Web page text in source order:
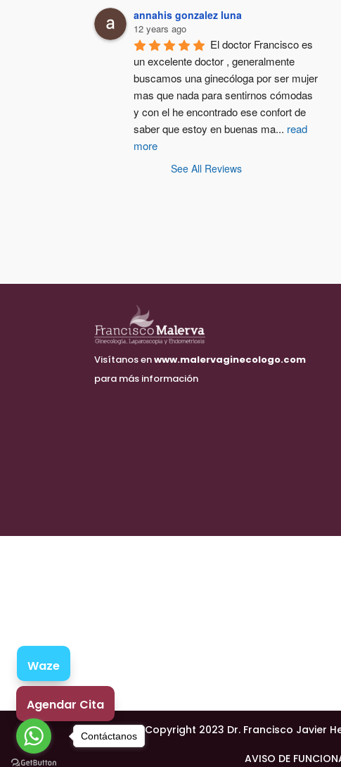
annahis gonzalez luna
12 years ago
El doctor Francisco es
un excelente doctor , generalmente
buscamos una ginecóloga por ser mujer
mas que nada para sentirnos cómodas
y con el he encontrado ese confort de
saber que estoy en buenas ma... read
more
See All Reviews
Visítanos enwww.malervaginecologo.com
para más información
©Copyright 2023 Dr. Francisco Javier
AVISO DE
Waze
Agendar Cita
Contáctanos